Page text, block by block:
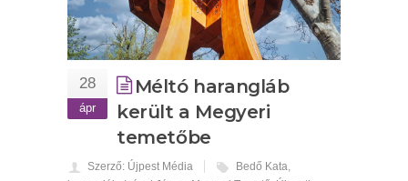
28
ápr
Méltó harangláb
került a Megyeri
temetőbe
Szerző: Újpest Média Bedő Kata